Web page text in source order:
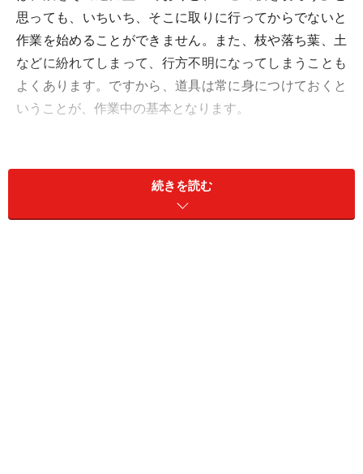
思っても、いちいち、そこに取りに行ってからでないと
作業を始めることができません。また、枝や落ち葉、土
などに紛れてしまって、行方不明になってしまうことも
よくあります。ですから、道具は常に身につけておくと
いうことが、作業中の基本となります。
から紹介していきましょう。
続きを読む